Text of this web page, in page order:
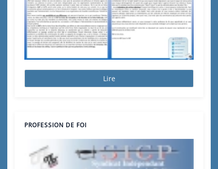
Lire
PROFESSION DE FOI